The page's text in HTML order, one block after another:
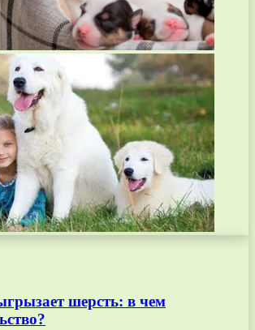
шерсть: в чем